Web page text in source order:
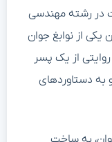
در رشته مهندسی
یکی از نوابغ جوان
از یک پسر
به دستاوردهای
فراوان، به ساخت